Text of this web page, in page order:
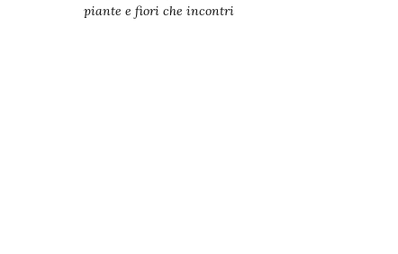
piante e fiori che incontri